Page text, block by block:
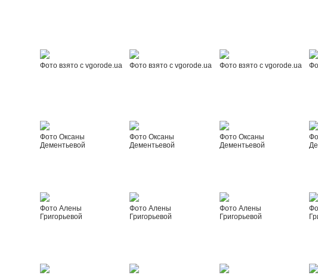
Фото взято с vgorode.ua Фото взято с vgorode.ua Фото взято с vgorode.ua
Фото Оксаны
Дементьевой
Фото Оксаны
Дементьевой
Фото Оксаны
Дементьевой
Фото Алены
Григорьевой
Фото Алены
Григорьевой
Фото Алены
Григорьевой